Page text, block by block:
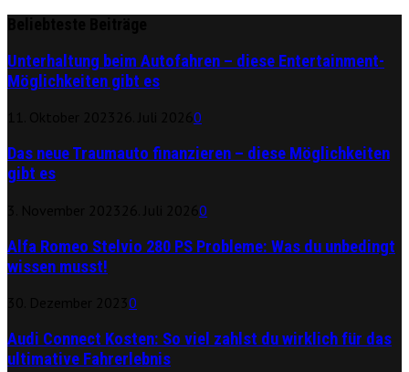
Unterhaltung beim Autofahren – diese Entertainment-
Möglichkeiten gibt es
0
Das neue Traumauto finanzieren – diese Möglichkeiten
gibt es
0
Alfa Romeo Stelvio 280 PS Probleme: Was du unbedingt
wissen musst!
0
Audi Connect Kosten: So viel zahlst du wirklich für das
ultimative Fahrerlebnis